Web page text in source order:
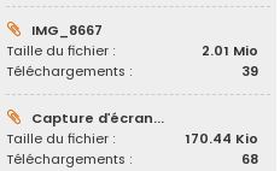
IMG_8667
Taille du fichier :
2.01 Mio
Téléchargements :
39
Capture d’écran...
Taille du fichier :
170.44 Kio
Téléchargements :
68